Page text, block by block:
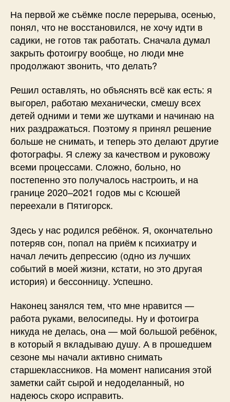
На первой же съёмке после перерыва, осенью,
понял, что не восстановился, не хочу идти в
садики, не готов так работать. Сначала думал
закрыть фотоигру вообще, но люди мне
продолжают звонить, что делать?
Решил оставлять, но объяснять всё как есть: я
выгорел, работаю механически, смешу всех
детей одними и теми же шутками и начинаю на
них раздражаться. Поэтому я принял решение
больше не снимать, и теперь это делают другие
фотографы. Я слежу за качеством и руковожу
всеми процессами. Сложно, больно, но
постепенно это получалось настроить, и на
границе 2020–2021 годов мы с Ксюшей
переехали в Пятигорск.
Здесь у нас родился ребёнок. Я, окончательно
потеряв сон, попал на приём к психиатру и
начал лечить депрессию (одно из лучших
событий в моей жизни, кстати, но это другая
история) и бессонницу. Успешно.
Наконец занялся тем, что мне нравится —
работа руками, велосипеды. Ну и фотоигра
никуда не делась, она — мой большой ребёнок,
в который я вкладываю душу. А в прошедшем
сезоне мы начали активно снимать
старшеклассников. На момент написания этой
заметки сайт сырой и недоделанный, но
надеюсь скоро исправить.